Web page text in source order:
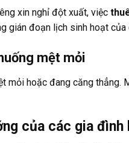
xin nghỉ đột xuất, việc
gián đoạn lịch sinh hoạt của
mệt mỏi
mỏi hoặc đang căng
của các gia đình